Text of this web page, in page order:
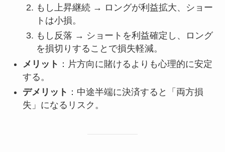
もし上昇継続 → ロングが利益拡大、ショー
トは小損。
もし反落 → ショートを利益確定し、ロング
を損切りすることで損失軽減。
メリット ：片方向に賭けるよりも心理的に安定
する。
デメリット ：中途半端に決済すると「両方損
失」になるリスク。